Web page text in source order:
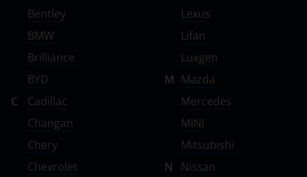
Bentley
BMW
Brilliance
BYD
C
Cadillac
Changan
Chery
Chevrolet
Lexus
Lifan
Luxgen
M Mazda
Mercedes
MINI
Mitsubishi
N
Nissan